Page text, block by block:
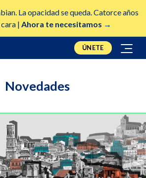
La opacidad se queda. Catorce años
| Ahora te necesitamos →
ÚNETE
Novedades